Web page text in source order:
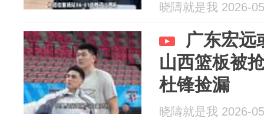
晓隯就是我 2026-
广东宏远
山西篮板被
杜锋捡漏
晓隯就是我 2026-